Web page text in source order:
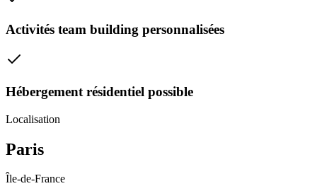
Activités team building personnalisées
Hébergement résidentiel possible
Localisation
Paris
Île-de-France